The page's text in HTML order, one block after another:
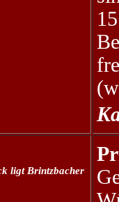
ligt Brintzbacher